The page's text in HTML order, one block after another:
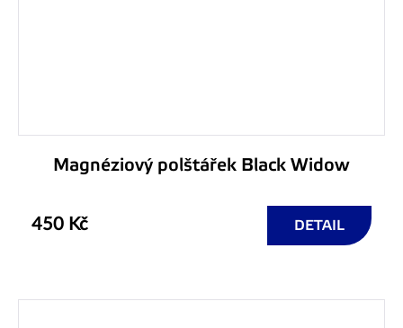
Magnéziový polštářek Black Widow
450 Kč DETAIL